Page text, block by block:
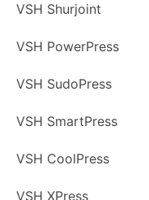
VSH Shurjoint
VSH PowerPress
VSH SudoPress
VSH SmartPress
VSH CoolPress
VSH XPress